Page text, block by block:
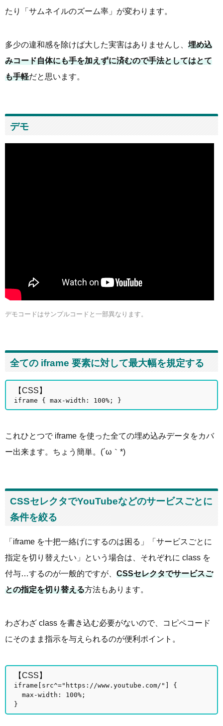
たり「サムネイルのズーム率」が変わります。
多少の違和感を除けば大した実害はありませんし、 埋め込
みコード自体にも手を加えずに済むので手法としてはとて
も手軽だと思います。
デモ
デモコードはサンプルコードと一部異なります。
全ての iframe 要素に対して最大幅を規定する
【CSS】
iframe { max-width: 100%; }
これひとつで iframe を使った全ての埋め込みデータをカバ
ー出来ます。ちょう簡単。(´ω｀*)
CSSセレクタでYouTubeなどのサービスごとに
条件を絞る
「iframe を十把一絡げにするのは困る」「サービスごとに
指定を切り替えたい」という場合は、それぞれに class を
付与…するのが一般的ですが、 CSSセレクタでサービスご
との指定を切り替える方法もあります。
わざわざ class を書き込む必要がないので、コピペコード
にそのまま指示を与えられるのが便利ポイント。
【CSS】
iframe[src^="https://www.youtube.com/"] {
max-width: 100%;
}